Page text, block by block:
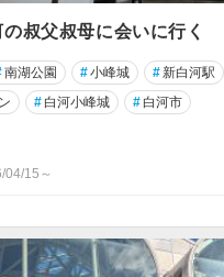
叔父叔母に会いに行く
南湖公園 #小峰城 #新白河駅
# 白河小峰城 # 白河市
04/15～